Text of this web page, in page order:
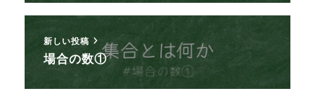
新しい投稿
場合の数①